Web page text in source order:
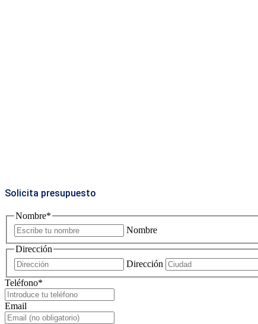
Solicita presupuesto
Nombre*
Nombre
Dirección
Dirección
Teléfono*
Email